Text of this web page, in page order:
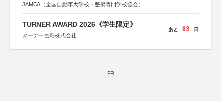
JAMCA（全国自動車大学校・整備専門学校協会）
TURNER AWARD 2026《学生限定》
ターナー色彩株式会社
あと 83 日
PR